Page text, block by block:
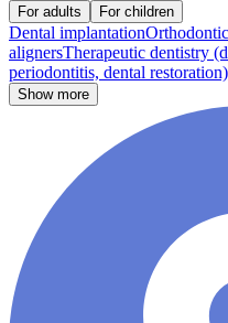
For adults For children
Dental implantation
alignersTherapeutic dentistry
periodontitis, dental restoration)
Show more